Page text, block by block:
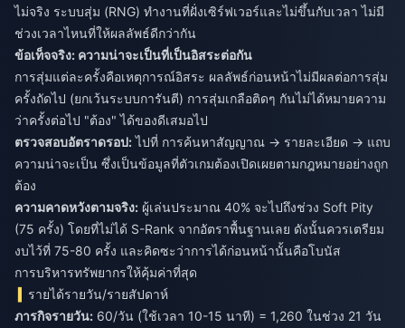
ไม่จริง ระบบสุ่ม (RNG) ทำงานที่ฝั่งเซิร์ฟเวอร์และไม่ขึ้นกับเวลา ไม่มี
ช่วงเวลาไหนที่ให้ผลลัพธ์ดีกว่ากัน
ข้อเท็จจริง: ความน่าจะเป็นที่เป็นอิสระต่อกัน
การสุ่มแต่ละครั้งคือเหตุการณ์อิสระ ผลลัพธ์ก่อนหน้าไม่มีผลต่อการสุ่ม
ครั้งถัดไป (ยกเว้นระบบการันตี) การสุ่มเกลือติดๆ กันไม่ได้หมายความ
ว่าครั้งต่อไป "ต้อง" ได้ของดีเสมอไป
ตรวจสอบอัตราดรอป:ไปที่ การค้นหาสัญญาณ → รายละเอียด → แถบ
ความน่าจะเป็น ซึ่งเป็นข้อมูลที่ตัวเกมต้องเปิดเผยตามกฎหมายอย่างถูก
ต้อง
ความคาดหวังตามจริง: ผู้เล่นประมาณ 40% จะไปถึงช่วง Soft Pity
(75 ครั้ง) โดยที่ไม่ได้ S-Rank จากอัตราพื้นฐานเลย ดังนั้นควรเตรียม
งบไว้ที่ 75-80 ครั้ง และคิดซะว่าการได้ก่อนหน้านั้นคือโบนัส
การบริหารทรัพยากรให้คุ้มค่าที่สุด
รายได้รายวัน/รายสัปดาห์
ภารกิจรายวัน: 60/วัน (ใช้เวลา 10-15 นาที) = 1,260 ในช่วง 21 วัน